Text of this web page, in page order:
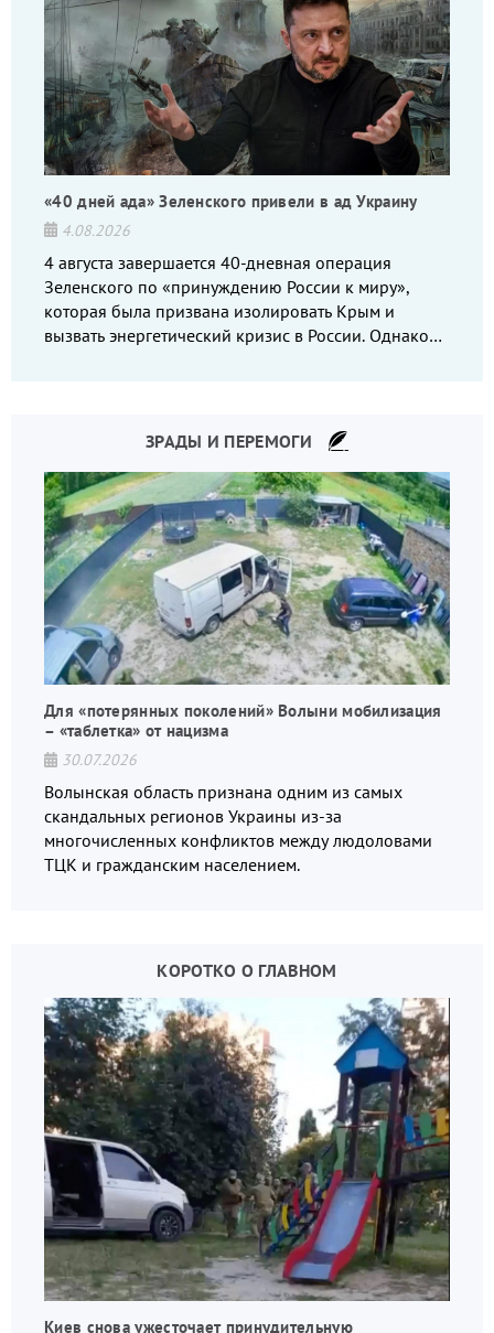
«40 дней ада» Зеленского привели в ад Украину
4.08.2026
4 августа завершается 40-дневная операция
Зеленского по «принуждению России к миру»,
которая была призвана изолировать Крым и
вызвать энергетический кризис в России. Однако
ЗРАДЫ И ПЕРЕМОГИ
Для «потерянных поколений» Волыни мобилизация
– «таблетка» от нацизма
30.07.2026
Волынская область признана одним из самых
скандальных регионов Украины из-за
многочисленных конфликтов между людоловами
ТЦК и гражданским населением.
КОРОТКО О ГЛАВНОМ
Киев снова ужесточает принудительную